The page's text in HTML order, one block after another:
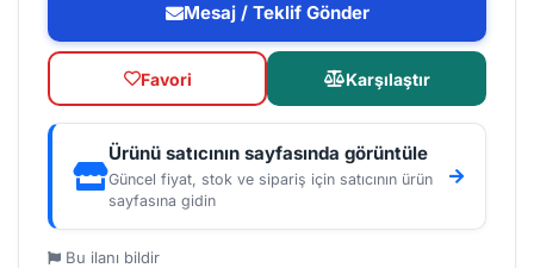
Mesaj / Teklif Gönder
Favori Karşılaştır
Ürünü satıcının sayfasında görüntüle
Güncel fiyat, stok ve sipariş için satıcının ürün
sayfasına gidin
Bu ilanı bildir